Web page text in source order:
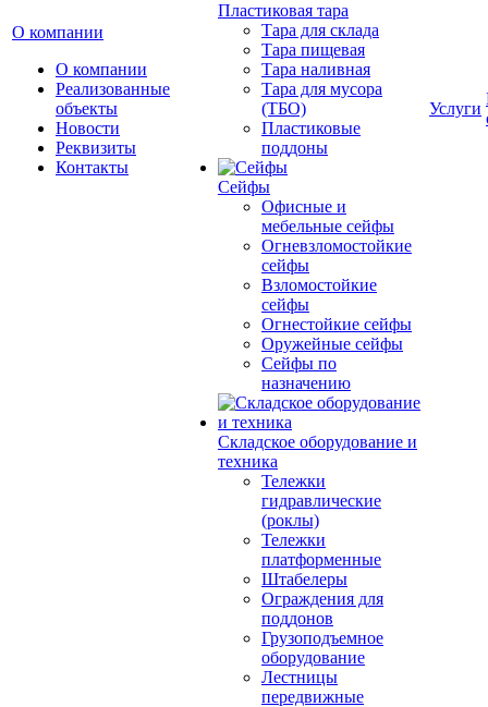
О компании
О компании
Реализованные
объекты
Новости
Реквизиты
Контакты
Пластиковая тара
Тара для склада
Тара пищевая
Тара наливная
Тара для мусора
(ТБО)
Пластиковые
поддоны
Сейфы
Офисные и
мебельные сейфы
Огневзломостойкие
сейфы
Взломостойкие
сейфы
Огнестойкие сейфы
Оружейные сейфы
Сейфы по
назначению
Складское оборудование и
техника
Тележки
гидравлические
(роклы)
Тележки
платформенные
Штабелеры
Ограждения для
поддонов
Грузоподъемное
оборудование
Лестницы
передвижные
Услуги